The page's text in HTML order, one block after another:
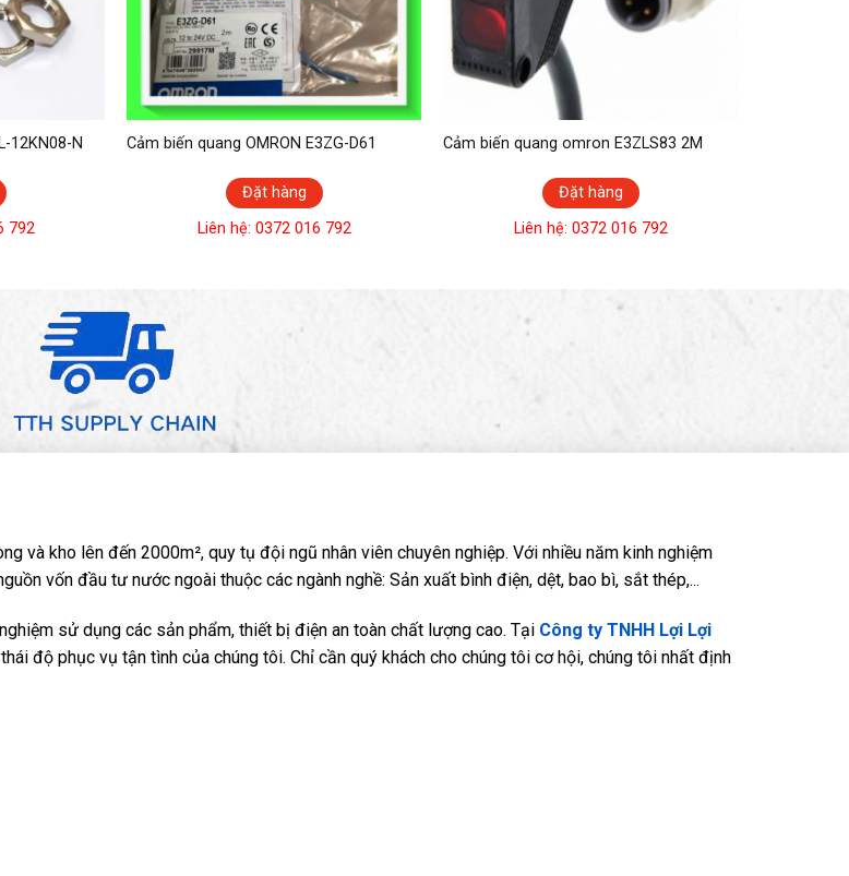
12KN08-N
792
Cảm biến quang OMRON E3ZG-D61
Đặt hàng
Liên hệ: 0372 016 792
Cảm biến quang omron E3ZLS83 2M
Đặt hàng
Liên hệ: 0372 016 792
và kho lên đến 2000m², quy tụ đội ngũ nhân viên chuyên nghiệp. Với nhiều năm kinh nghiệm
vốn đầu tư nước ngoài thuộc các ngành nghề: Sản xuất bình điện, dệt, bao bì, sắt thép,...
sử dụng các sản phẩm, thiết bị điện an toàn chất lượng cao. Tại Công ty TNHH Lợi Lợi
độ phục vụ tận tình của chúng tôi. Chỉ cần quý khách cho chúng tôi cơ hội, chúng tôi nhất định